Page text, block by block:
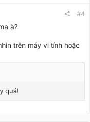
#4
à?
trên máy vi tính hoặc
quá!